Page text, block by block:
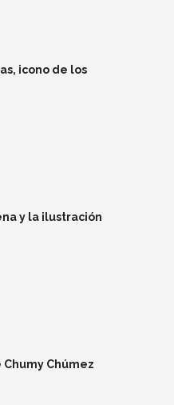
icono de los
y la ilustración
Chúmez